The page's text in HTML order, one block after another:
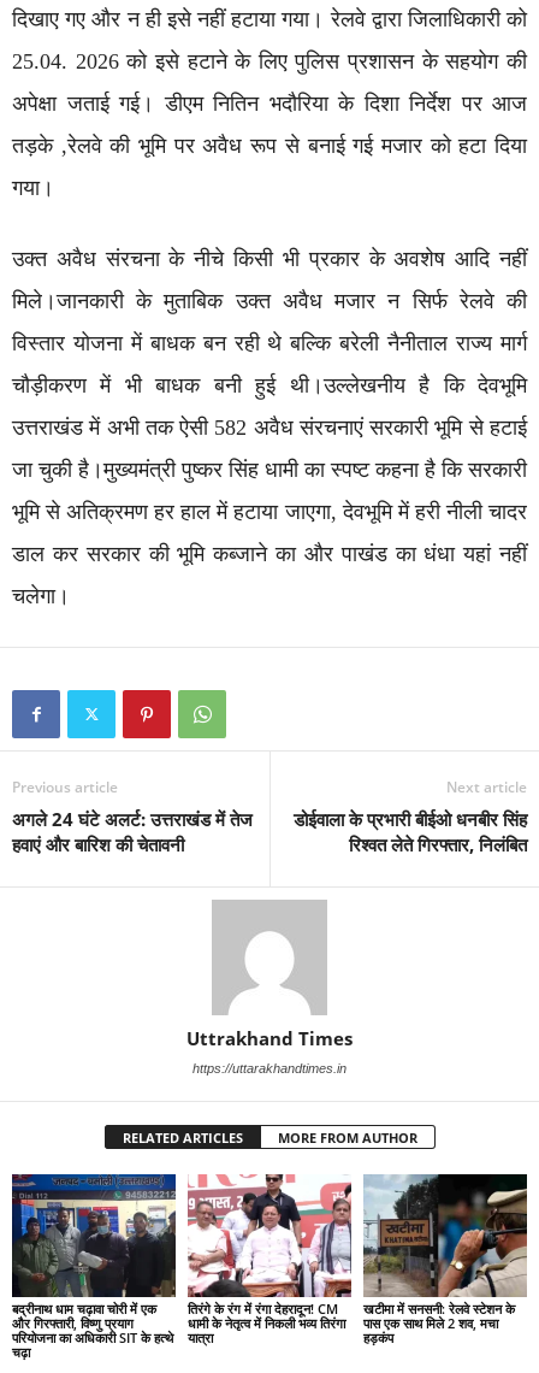
दिखाए गए और न ही इसे नहीं हटाया गया। रेलवे द्वारा जिलाधिकारी को
25.04. 2026 को इसे हटाने के लिए पुलिस प्रशासन के सहयोग की
अपेक्षा जताई गई। डीएम नितिन भदौरिया के दिशा निर्देश पर आज
तड़के ,रेलवे की भूमि पर अवैध रूप से बनाई गई मजार को हटा दिया
गया।
उक्त अवैध संरचना के नीचे किसी भी प्रकार के अवशेष आदि नहीं
मिले।जानकारी के मुताबिक उक्त अवैध मजार न सिर्फ रेलवे की
विस्तार योजना में बाधक बन रही थे बल्कि बरेली नैनीताल राज्य मार्ग
चौड़ीकरण में भी बाधक बनी हुई थी।उल्लेखनीय है कि देवभूमि
उत्तराखंड में अभी तक ऐसी 582 अवैध संरचनाएं सरकारी भूमि से हटाई
जा चुकी है।मुख्यमंत्री पुष्कर सिंह धामी का स्पष्ट कहना है कि सरकारी
भूमि से अतिक्रमण हर हाल में हटाया जाएगा, देवभूमि में हरी नीली चादर
डाल कर सरकार की भूमि कब्जाने का और पाखंड का धंधा यहां नहीं
चलेगा।
Previous article
अगले 24 घंटे अलर्ट: उत्तराखंड में तेज
हवाएं और बारिश की चेतावनी
Next article
डोईवाला के प्रभारी बीईओ धनबीर सिंह
रिश्वत लेते गिरफ्तार, निलंबित
Uttrakhand Times
https://uttarakhandtimes.in
RELATED ARTICLES MORE FROM AUTHOR
बद्रीनाथ धाम चढ़ावा चोरी में एक
और गिरफ्तारी, विष्णु प्रयाग
परियोजना का अधिकारी SIT के हत्थे
चढ़ा
तिरंगे के रंग में रंगा देहरादून! CM
धामी के नेतृत्व में निकली भव्य तिरंगा
यात्रा
खटीमा में सनसनी: रेलवे स्टेशन के
पास एक साथ मिले 2 शव, मचा
हड़कंप